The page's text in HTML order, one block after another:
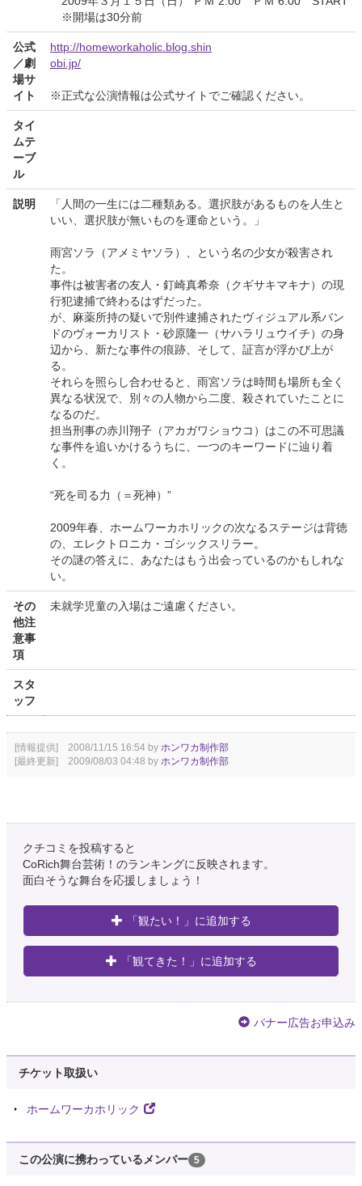
※開場は30分前
公式
／劇
場サ
イト
http://homeworkaholic.blog.shin
obi.jp/
※正式な公演情報は公式サイトでご確認ください。
タイ
ムテ
ーブ
ル
説明
「人間の一生には二種類ある。選択肢があるものを人生と
いい、選択肢が無いものを運命という。」
雨宮ソラ（アメミヤソラ）、という名の少女が殺害され
た。
事件は被害者の友人・釘崎真希奈（クギサキマキナ）の現
行犯逮捕で終わるはずだった。
が、麻薬所持の疑いで別件逮捕されたヴィジュアル系バン
ドのヴォーカリスト・砂原隆一（サハラリュウイチ）の身
辺から、新たな事件の痕跡、そして、証言が浮かび上が
る。
それらを照らし合わせると、雨宮ソラは時間も場所も全く
異なる状況で、別々の人物から二度、殺されていたことに
なるのだ。
担当刑事の赤川翔子（アカガワショウコ）はこの不可思議
な事件を追いかけるうちに、一つのキーワードに辿り着
く。
“死を司る力（＝死神）”
2009年春、ホームワーカホリックの次なるステージは背徳
の、エレクトロニカ・ゴシックスリラー。
その謎の答えに、あなたはもう出会っているのかもしれな
い。
その
他注
意事
項
未就学児童の入場はご遠慮ください。
スタ
ッフ
[情報提供] 2008/11/15 16:54 by ホンワカ制作部
[最終更新] 2009/08/03 04:48 by ホンワカ制作部
クチコミを投稿すると
CoRich舞台芸術！のランキングに反映されます。
面白そうな舞台を応援しましょう！
「観たい！」に追加する
「観てきた！」に追加する
バナー広告お申込み
チケット取扱い
ホームワーカホリック
この公演に携わっているメンバー 5